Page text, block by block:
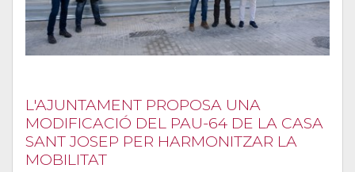
L'AJUNTAMENT PROPOSA UNA
MODIFICACIÓ DEL PAU-64 DE LA CASA
SANT JOSEP PER HARMONITZAR LA
MOBILITAT